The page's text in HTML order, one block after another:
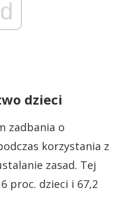
dzieci
zadbania o
korzystania z
zasad. Tej
proc. dzieci i 67,2